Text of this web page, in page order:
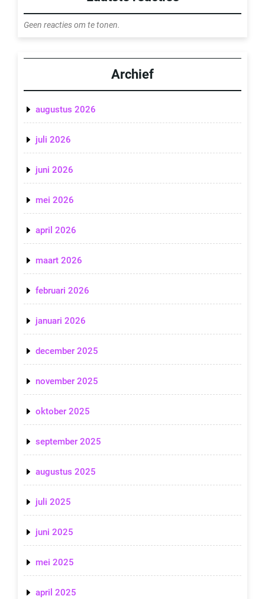
Geen reacties om te tonen.
Archief
augustus 2026
juli 2026
juni 2026
mei 2026
april 2026
maart 2026
februari 2026
januari 2026
december 2025
november 2025
oktober 2025
september 2025
augustus 2025
juli 2025
juni 2025
mei 2025
april 2025